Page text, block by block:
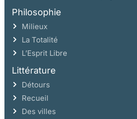
Philosophie
Milieux
La Totalité
L’Esprit Libre
Littérature
Détours
Recueil
Des villes